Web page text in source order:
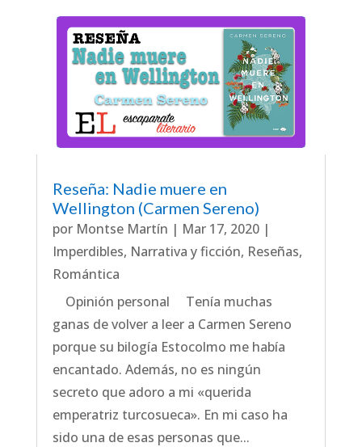
Reseña: Nadie muere en
Wellington (Carmen Sereno)
por Montse Martín | Mar 17, 2020|
Imperdibles, Narrativa y ficción, Reseñas,
Romántica
Opinión personal Tenía muchas
ganas de volver a leer a Carmen Sereno
porque su bilogía Estocolmo me había
encantado. Además, no es ningún
secreto que adoro a mi «querida
emperatriz turcosueca». En mi caso ha
sido una de esas personas que...